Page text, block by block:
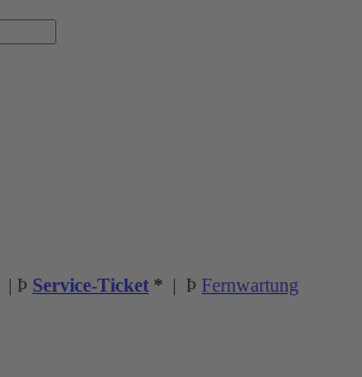
| Þ Service-Ticket * | Þ Fernwartung